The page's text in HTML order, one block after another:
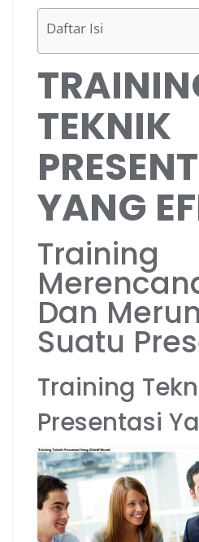
Daftar Isi
TEKNIK
YANG
Training
Dan
Suatu
Training
Presentasi